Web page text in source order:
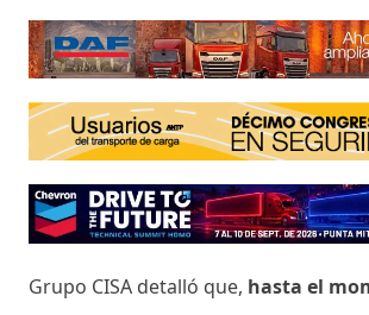
Grupo CISA detalló que, hasta el